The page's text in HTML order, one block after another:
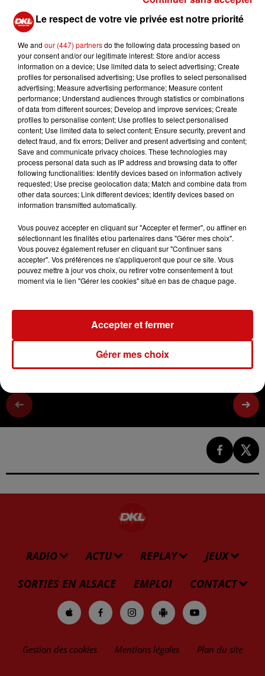
radio nutrition
alimentation
naturopathie
micronutrition
médecine
santé
santé naturelle
hygiène
#naturopathe DKL
DKL - Anita Blenner
Soigner le burn-out
13 avril 2023 - 2 min 18 sec
29/03/2023 LE BURN-OUT 3/5
Soigner le burn-out
RADIO ACTU REPLAY
JEUX
SORTIES EN ALSACE
EMPLOI CONTACT
Gestion des cookies Mentions légales Plan du site
Le respect de votre vie privée est notre priorité
We and our (447) partnersdo the following data processing based on
your consent and/or our legitimate interest: Store and/or access
information on a device; Use limited data to select advertising; Create
profiles for personalised advertising; Use profiles to select personalised
advertising; Measure advertising performance; Measure content
performance; Understand audiences through statistics or combinations
of data from different sources; Develop and improve services; Create
profiles to personalise content; Use profiles to select personalised
content; Use limited data to select content; Ensure security, prevent and
detect fraud, and fix errors; Deliver and present advertising and content;
Save and communicate privacy choices. These technologies may
process personal data such as IP address and browsing data to offer
following functionalities: Identify devices based on information actively
requested; Use precise geolocation data; Match and combine data from
other data sources; Link different devices; Identify devices based on
information transmitted automatically.
Vous pouvez accepter en cliquant sur "Accepter et fermer", ou affiner en
sélectionnant les finalités et/ou partenaires dans "Gérer mes choix".
Vous pouvez également refuser en cliquant sur "Continuer sans
accepter". Vos préférences ne s'appliqueront que pour ce site. Vous
pouvez mettre à jour vos choix, ou retirer votre consentement à tout
moment via le lien "Gérer les cookies" situé en bas de chaque page.
Gérer mes choix
Accepter et fermer